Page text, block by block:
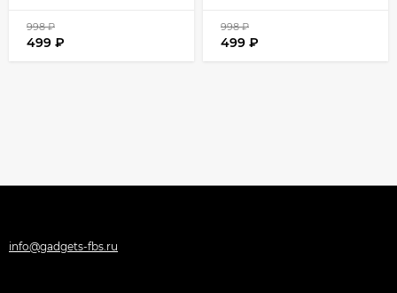
998₽
499 ₽
998₽
499 ₽
info@gadgets-fbs.ru